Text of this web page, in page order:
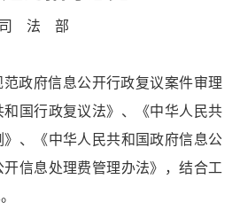
司 法 部
政府信息公开行政复议案件审理
国行政复议法》、《中华人民共
、《中华人民共和国政府信息公
信息处理费管理办法》，结合工